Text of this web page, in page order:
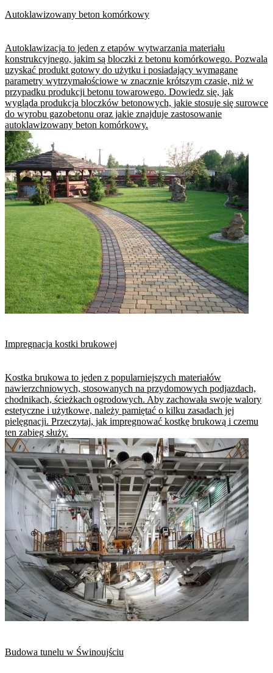
Autoklawizowany beton komórkowy
Autoklawizacja to jeden z etapów wytwarzania materiału
konstrukcyjnego, jakim są bloczki z betonu komórkowego. Pozwala
uzyskać produkt gotowy do użytku i posiadający wymagane
parametry wytrzymałościowe w znacznie krótszym czasie, niż w
przypadku produkcji betonu towarowego. Dowiedz się, jak
wygląda produkcja bloczków betonowych, jakie stosuje się surowce
do wyrobu gazobetonu oraz jakie znajduje zastosowanie
autoklawizowany beton komórkowy.
Impregnacja kostki brukowej
Kostka brukowa to jeden z popularniejszych materiałów
nawierzchniowych, stosowanych na przydomowych podjazdach,
chodnikach, ścieżkach ogrodowych. Aby zachowała swoje walory
estetyczne i użytkowe, należy pamiętać o kilku zasadach jej
pielęgnacji. Przeczytaj, jak impregnować kostkę brukową i czemu
ten zabieg służy.
Budowa tunelu w Świnoujściu